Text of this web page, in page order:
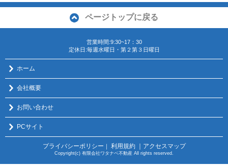
ページトップに戻る
営業時間:9:30~17：30
定休日:毎週水曜日・第２第３日曜日
ホーム
会社概要
お問い合わせ
PCサイト
プライバシーポリシー ｜ 利用規約 ｜アクセスマップ
Copyright(c) 有限会社ワタナベ不動産 All rights reserved.